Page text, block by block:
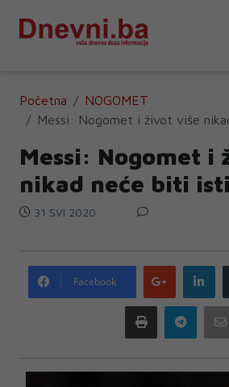
Početna
NOGOMET
Messi: Nogomet i život više
Messi: Nogomet i
nikad neće biti isti
31 SVI 2020
Facebook
Google
plus
Print